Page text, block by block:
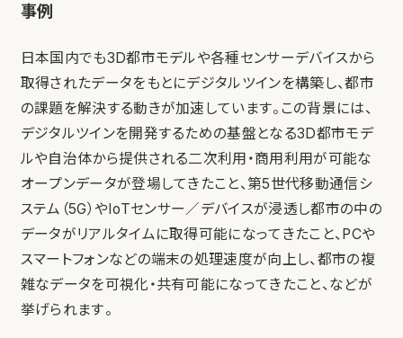
事例
日本国内でも3D都市モデルや各種センサーデバイスから
取得されたデータをもとにデジタルツインを構築し、都市
の課題を解決する動きが加速しています。この背景には、
デジタルツインを開発するための基盤となる3D都市モデ
ルや自治体から提供される二次利用・商用利用が可能な
オープンデータが登場してきたこと、第5世代移動通信シ
ステム（5G）やIoTセンサー／デバイスが浸透し都市の中の
データがリアルタイムに取得可能になってきたこと、PCや
スマートフォンなどの端末の処理速度が向上し、都市の複
雑なデータを可視化・共有可能になってきたこと、などが
挙げられます。